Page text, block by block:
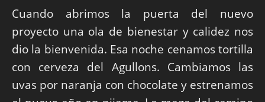
Cuando abrimos la puerta del nuevo
proyecto una ola de bienestar y calidez nos
dio la bienvenida. Esa noche cenamos tortilla
con cerveza del Agullons. Cambiamos las
uvas por naranja con chocolate y estrenamos